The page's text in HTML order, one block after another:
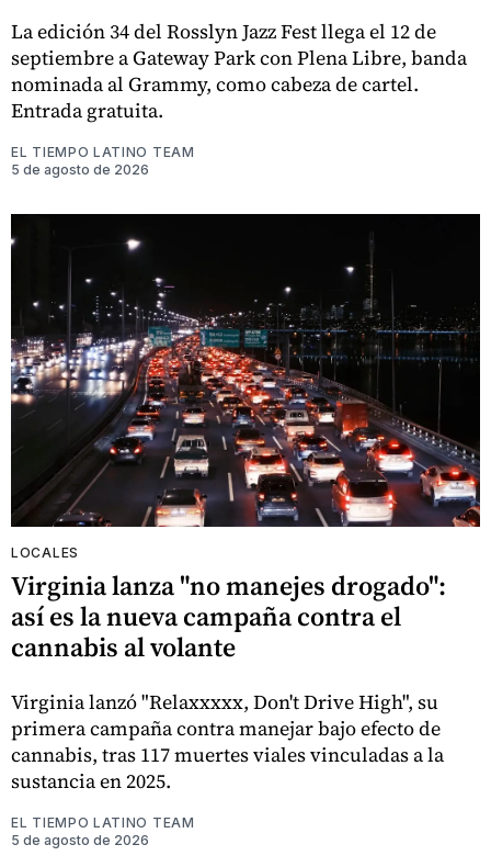
La edición 34 del Rosslyn Jazz Fest llega el 12 de
septiembre a Gateway Park con Plena Libre, banda
nominada al Grammy, como cabeza de cartel.
Entrada gratuita.
EL TIEMPO LATINO TEAM
5 de agosto de 2026
LOCALES
Virginia lanza "no manejes drogado":
así es la nueva campaña contra el
cannabis al volante
Virginia lanzó "Relaxxxxx, Don't Drive High", su
primera campaña contra manejar bajo efecto de
cannabis, tras 117 muertes viales vinculadas a la
sustancia en 2025.
EL TIEMPO LATINO TEAM
5 de agosto de 2026